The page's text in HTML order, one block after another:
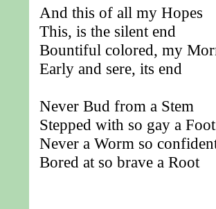
And this of all my Hopes
This, is the silent end
Bountiful colored, my
Early and sere, its end
Never Bud from a Stem
Stepped with so gay a Foot
Never a Worm so
Bored at so brave a Root